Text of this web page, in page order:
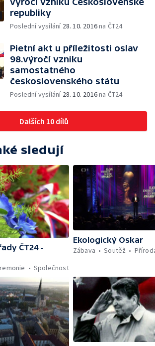
republiky
Poslední vysílání 28. 10. 2016na ČT24
Pietní akt u příležitosti oslav
98.výročí vzniku
samostatného
československého státu
Poslední vysílání 28. 10. 2016na ČT24
Dalších 10 dílů
sledují
ČT24 -
Společnost
Ekologický Oskar
Zábava
Soutěž